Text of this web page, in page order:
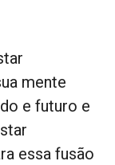
mente
e futuro e
essa fusão